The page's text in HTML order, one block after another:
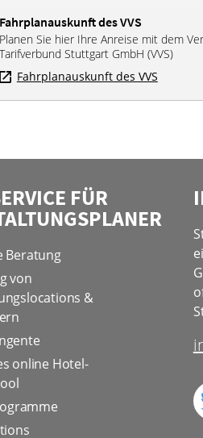
Fahrplanauskunft des VVS
Planen Sie hier Ihre Anreise mit dem
Tarifverbund Stuttgart GmbH (VVS)
Fahrplanauskunft des VVS
FÜR
Beratung
von
&
online Hotel-